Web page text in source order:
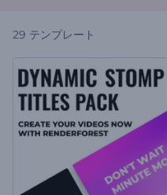
29 テンプレート